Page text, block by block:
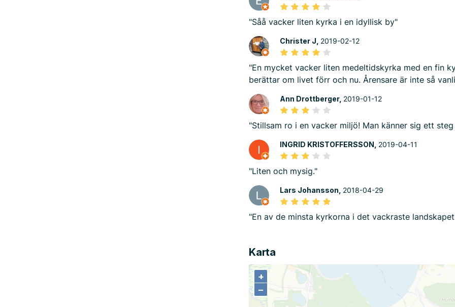
"Såå vacker liten kyrka i en idyllisk by"
Christer J, 2019-02-12
"En mycket vacker liten medeltidskyrka med en fin
berättar om livet förr och nu. Årensare är inte så
Ann Drottberger, 2019-01-12
"Stillsam ro i en vacker miljö! Man känner sig ett
INGRID KRISTOFFERSSON, 2019-04-11
"Liten och mysig."
Lars Johansson, 2018-04-29
"En av de minsta kyrkorna i det vackraste
Karta
+
−
+
−